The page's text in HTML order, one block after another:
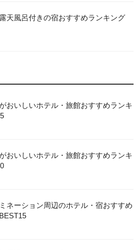
天風呂付きの宿おすすめランキング
おいしいホテル・旅館おすすめランキ
おいしいホテル・旅館おすすめランキ
ネーション周辺のホテル・宿おすすめ